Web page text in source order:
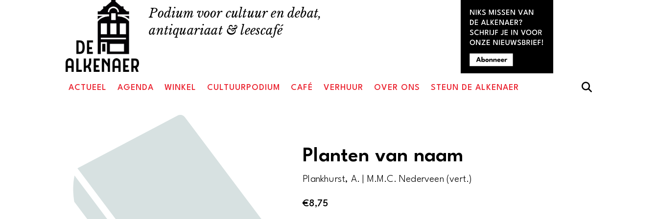
Podium voor cultuur en debat,
antiquariaat & leescafé
ACTUEEL AGENDA WINKEL CULTUURPODIUM CAFÉ VERHUUR OVER ONS STEUN DE ALKENAER
Planten van naam
Plankhurst, A. | M.M.C. Nederveen (vert.)
€8,75